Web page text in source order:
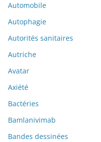
Automobile
Autophagie
Autorités sanitaires
Autriche
Avatar
Axiété
Bactéries
Bamlanivimab
Bandes dessinées